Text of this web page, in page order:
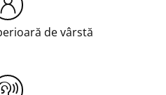
de vârstă